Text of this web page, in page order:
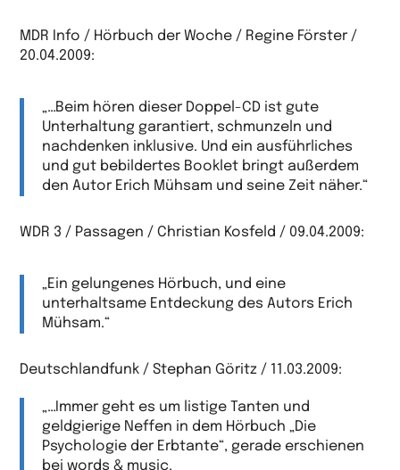
MDR Info / Hörbuch der Woche / Regine Förster /
20.04.2009:
„…Beim hören dieser Doppel-CD ist gute
Unterhaltung garantiert, schmunzeln und
nachdenken inklusive. Und ein ausführliches
und gut bebildertes Booklet bringt außerdem
den Autor Erich Mühsam und seine Zeit näher.“
WDR 3 / Passagen / Christian Kosfeld / 09.04.2009:
„Ein gelungenes Hörbuch, und eine
unterhaltsame Entdeckung des Autors Erich
Mühsam.“
Deutschlandfunk / Stephan Göritz / 11.03.2009:
„…Immer geht es um listige Tanten und
geldgierige Neffen in dem Hörbuch „Die
Psychologie der Erbtante“, gerade erschienen
bei words & music.